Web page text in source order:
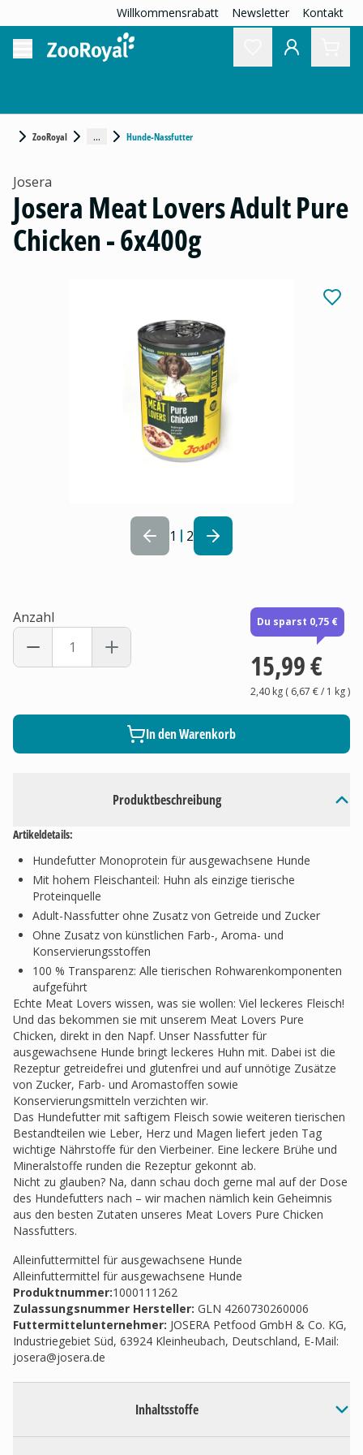
Willkommensrabatt Newsletter Kontakt
ZooRoyal ... Hunde-Nassfutter
1 2
Produktbeschreibung
Artikeldetails:
Hundefutter Monoprotein für ausgewachsene Hunde
Mit hohem Fleischanteil: Huhn als einzige tierische
Proteinquelle
Adult-Nassfutter ohne Zusatz von Getreide und Zucker
Ohne Zusatz von künstlichen Farb-, Aroma- und
Konservierungsstoffen
100 % Transparenz: Alle tierischen Rohwarenkomponenten
aufgeführt
Echte Meat Lovers wissen, was sie wollen: Viel leckeres Fleisch!
Und das bekommen sie mit unserem Meat Lovers Pure
Chicken, direkt in den Napf. Unser Nassfutter für
ausgewachsene Hunde bringt leckeres Huhn mit. Dabei ist die
Rezeptur getreidefrei und glutenfrei und auf unnötige Zusätze
von Zucker, Farb- und Aromastoffen sowie
Konservierungsmitteln verzichten wir.
Das Hundefutter mit saftigem Fleisch sowie weiteren tierischen
Bestandteilen wie Leber, Herz und Magen liefert jeden Tag
wichtige Nährstoffe für den Vierbeiner. Eine leckere Brühe und
Mineralstoffe runden die Rezeptur gekonnt ab.
Nicht zu glauben? Na, dann schau doch gerne mal auf der Dose
des Hundefutters nach – wir machen nämlich kein Geheimnis
aus den besten Zutaten unseres Meat Lovers Pure Chicken
Nassfutters.
Alleinfuttermittel für ausgewachsene Hunde
Alleinfuttermittel für ausgewachsene Hunde
Produktnummer:1000111262
Zulassungsnummer Hersteller: GLN 4260730260006
Futtermittelunternehmer: JOSERA Petfood GmbH & Co. KG,
Industriegebiet Süd, 63924 Kleinheubach, Deutschland, E-Mail:
josera@josera.de
Inhaltsstoffe
Josera
Josera Meat Lovers Adult Pure
Chicken - 6x400g
Anzahl Du sparst 0,75 €
15,99 €
2,40 kg( 6,67 €/ 1 kg)
In den Warenkorb